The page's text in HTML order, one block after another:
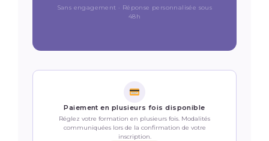
Sans engagement · Réponse personnalisée sous
48h
Paiement en plusieurs fois disponible
Réglez votre formation en plusieurs fois. Modalités
communiquées lors de la confirmation de votre
inscription.